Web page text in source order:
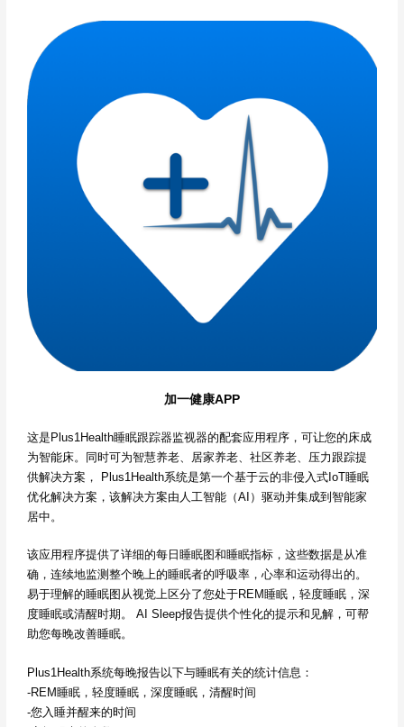
加一健康APP
这是Plus1Health睡眠跟踪器监视器的配套应用程序，可让您的床成
为智能床。同时可为智慧养老、居家养老、社区养老、压力跟踪提
供解决方案， Plus1Health系统是第一个基于云的非侵入式IoT睡眠
优化解决方案，该解决方案由人工智能（AI）驱动并集成到智能家
居中。
该应用程序提供了详细的每日睡眠图和睡眠指标，这些数据是从准
确，连续地监测整个晚上的睡眠者的呼吸率，心率和运动得出的。
易于理解的睡眠图从视觉上区分了您处于REM睡眠，轻度睡眠，深
度睡眠或清醒时期。 AI Sleep报告提供个性化的提示和见解，可帮
助您每晚改善睡眠。
Plus1Health系统每晚报告以下与睡眠有关的统计信息：
-REM睡眠，轻度睡眠，深度睡眠，清醒时间
-您入睡并醒来的时间